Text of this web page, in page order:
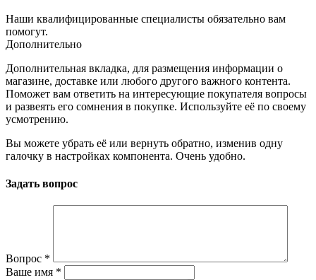
Наши квалифицированные специалисты обязательно вам
помогут.
Дополнительно
Дополнительная вкладка, для размещения информации о
магазине, доставке или любого другого важного контента.
Поможет вам ответить на интересующие покупателя вопросы
и развеять его сомнения в покупке. Используйте её по своему
усмотрению.
Вы можете убрать её или вернуть обратно, изменив одну
галочку в настройках компонента. Очень удобно.
Задать вопрос
Вопрос *
Ваше имя *